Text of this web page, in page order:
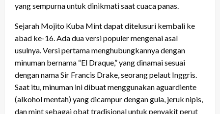
yang sempurna untuk dinikmati saat cuaca panas.
Sejarah Mojito Kuba Mint dapat ditelusuri kembali ke
abad ke-16. Ada dua versi populer mengenai asal
usulnya. Versi pertama menghubungkannya dengan
minuman bernama “El Draque,” yang dinamai sesuai
dengan nama Sir Francis Drake, seorang pelaut Inggris.
Saat itu, minuman ini dibuat menggunakan aguardiente
(alkohol mentah) yang dicampur dengan gula, jeruk nipis,
dan mint sebagai obat tradisional untuk penyakit perut